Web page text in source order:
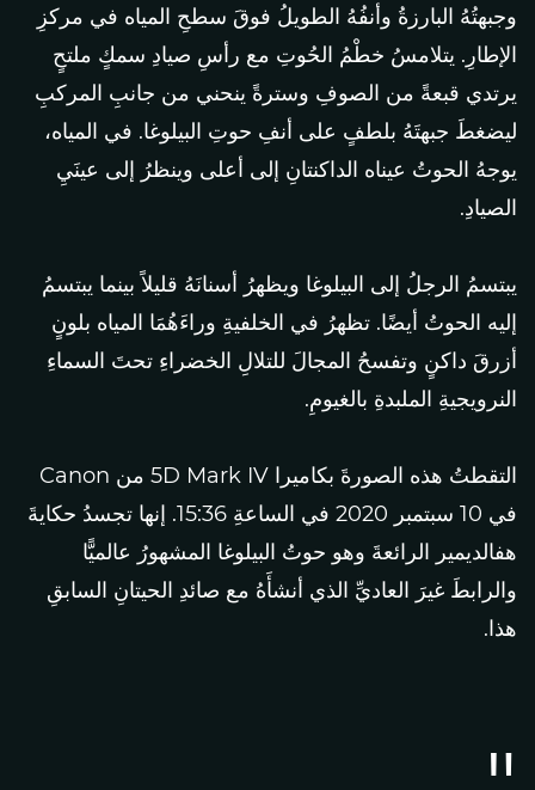
وجبهتُهُ البارزةُ وأنفُهُ الطويلُ فوقَ سطحِ المياه في مركزِ
الإطارِ. يتلامسُ خطْمُ الحُوتِ مع رأسِ صيادِ سمكٍ ملتحٍ
يرتدي قبعةً من الصوفِ وسترةً ينحني من جانبِ المركبِ
ليضغطَ جبهتَهُ بلطفٍ على أنفِ حوتِ البيلوغا. في المياه،
يوجهُ الحوتُ عيناه الداكنتانِ إلى أعلى وينظرُ إلى عينَيِ
الصيادِ.
يبتسمُ الرجلُ إلى البيلوغا ويظهرُ أسنانَهُ قليلاً بينما يبتسمُ
إليه الحوتُ أيضًا. تظهرُ في الخلفيةِ وراءَهُمَا المياه بلونٍ
أزرقَ داكنٍ وتفسحُ المجالَ للتلالِ الخضراءِ تحتَ السماءِ
النرويجيةِ الملبدةِ بالغيومِ.
التقطتُ هذه الصورةَ بكاميرا 5D Mark IV من Canon
في 10 سبتمبر 2020 في الساعةِ 15:36. إنها تجسدُ حكايةَ
هفالديمير الرائعةَ وهو حوتُ البيلوغا المشهورُ عالميًّا
والرابطَ غيرَ العاديِّ الذي أنشأَهُ مع صائدِ الحيتانِ السابقِ
هذا.